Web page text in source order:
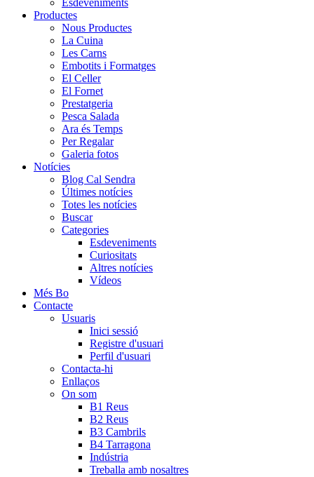
Esdeveniments
Productes
Nous Productes
La Cuina
Les Carns
Embotits i Formatges
El Celler
El Fornet
Prestatgeria
Pesca Salada
Ara és Temps
Per Regalar
Galeria fotos
Notícies
Blog Cal Sendra
Últimes notícies
Totes les notícies
Buscar
Categories
Esdeveniments
Curiositats
Altres notícies
Vídeos
Més Bo
Contacte
Usuaris
Inici sessió
Registre d'usuari
Perfil d'usuari
Contacta-hi
Enllaços
On som
B1 Reus
B2 Reus
B3 Cambrils
B4 Tarragona
Indústria
Treballa amb nosaltres